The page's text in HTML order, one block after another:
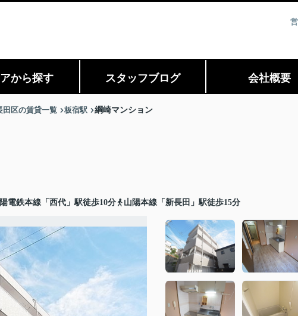
から探す スタッフブログ 会社概要
田区の賃貸一覧 板宿駅 綱崎マンション
電鉄本線「西代」駅徒歩10分 山陽本線「新長田」駅徒歩15分